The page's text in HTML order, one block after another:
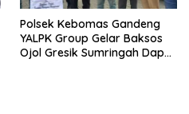
Polsek Kebomas Gandeng
YALPK Group Gelar Baksos
Ojol Gresik Sumringah Dapat